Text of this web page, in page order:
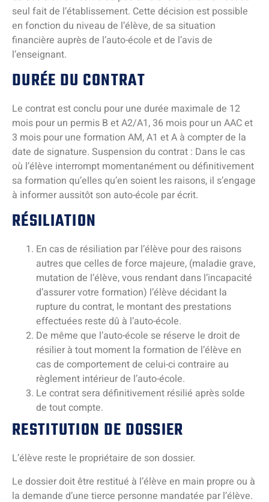
seul fait de l’établissement. Cette décision est possible
en fonction du niveau de l’élève, de sa situation
financière auprès de l’auto-école et de l’avis de
l’enseignant.
DURÉE DU CONTRAT
Le contrat est conclu pour une durée maximale de 12
mois pour un permis B et A2/A1, 36 mois pour un AAC et
3 mois pour une formation AM, A1 et A à compter de la
date de signature. Suspension du contrat : Dans le cas
où l’élève interrompt momentanément ou définitivement
sa formation qu’elles qu’en soient les raisons, il s’engage
à informer aussitôt son auto-école par écrit.
RÉSILIATION
En cas de résiliation par l’élève pour des raisons
autres que celles de force majeure, (maladie grave,
mutation de l’élève, vous rendant dans l’incapacité
d’assurer votre formation) l’élève décidant la
rupture du contrat, le montant des prestations
effectuées reste dû à l’auto-école.
De même que l’auto-école se réserve le droit de
résilier à tout moment la formation de l’élève en
cas de comportement de celui-ci contraire au
règlement intérieur de l’auto-école.
Le contrat sera définitivement résilié après solde
de tout compte.
RESTITUTION DE DOSSIER
L’élève reste le propriétaire de son dossier.
Le dossier doit être restitué à l’élève en main propre ou à
la demande d’une tierce personne mandatée par l’élève.